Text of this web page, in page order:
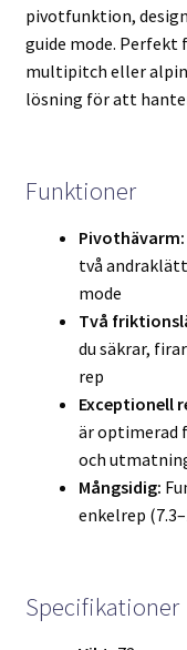
pivotfunktion,
guide mode.
multipitch eller
lösning för att
Funktioner
Pivothävarm:
två
mode
Två
du säkrar,
rep
Exceptionell
är optimerad
och
Mångsidig:
enkelrep
Specifikationer